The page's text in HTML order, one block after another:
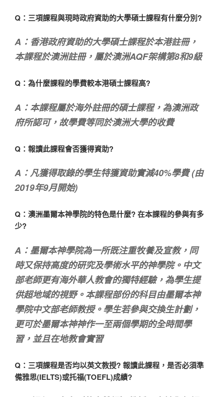
Q：三項課程與現時政府資助的大學碩士課程有什麼分別?
A：香港政府資助的大學碩士課程於本港註冊，
本課程於澳洲註冊，屬於澳洲AQF架構第8和9級
Q：為什麼課程的學費較本港碩士課程高?
A：本課程屬於海外註冊的碩士課程，為澳洲政
府所認可，故學費等同於澳洲大學的收費
Q：報讀此課程會否獲得資助?
A：凡獲得取錄的學生特獲資助實減40%學費 (由
2019年9月開始)
Q：澳洲墨爾本神學院的特色是什麼? 在本課程的參與有多
少?
A：墨爾本神學院為一所既注重牧養及宣教，同
時又保持高度的研究及學術水平的神學院。中文
部老師更有海外華人教會的獨特經驗，為學生提
供超地域的視野。本課程部份的科目由墨爾本神
學院中文部老師教授。學生若參與交換生計劃，
更可於墨爾本神神作一至兩個學期的全時間學
習，並且在地教會實習
Q：三項課程是否均以英文教授? 報讀此課程，是否必須準
備雅思(IELTS)或托福(TOEFL)成績?